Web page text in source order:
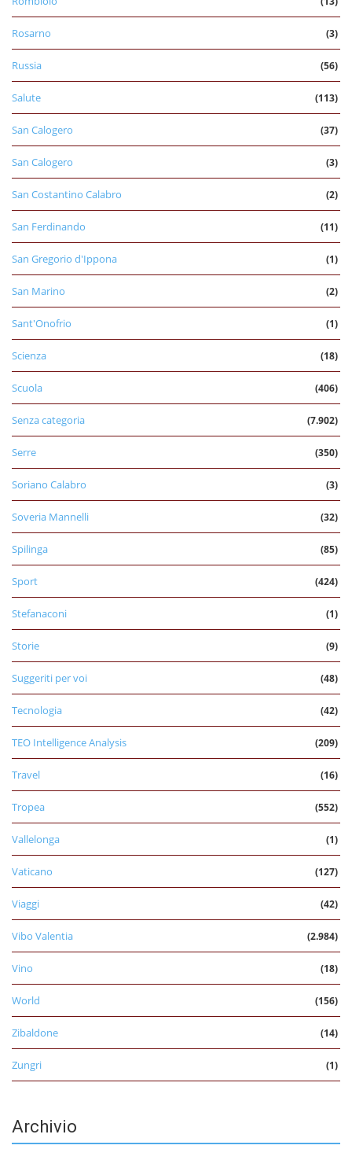
Rosarno (3)
Russia (56)
Salute (113)
San Calogero (37)
San Calogero (3)
San Costantino Calabro (2)
San Ferdinando (11)
San Gregorio d'Ippona (1)
San Marino (2)
Sant'Onofrio (1)
Scienza (18)
Scuola (406)
Senza categoria (7.902)
Serre (350)
Soriano Calabro (3)
Soveria Mannelli (32)
Spilinga (85)
Sport (424)
Stefanaconi (1)
Storie (9)
Suggeriti per voi (48)
Tecnologia (42)
TEO Intelligence Analysis (209)
Travel (16)
Tropea (552)
Vallelonga (1)
Vaticano (127)
Viaggi (42)
Vibo Valentia (2.984)
Vino (18)
World (156)
Zibaldone (14)
Zungri (1)
Archivio